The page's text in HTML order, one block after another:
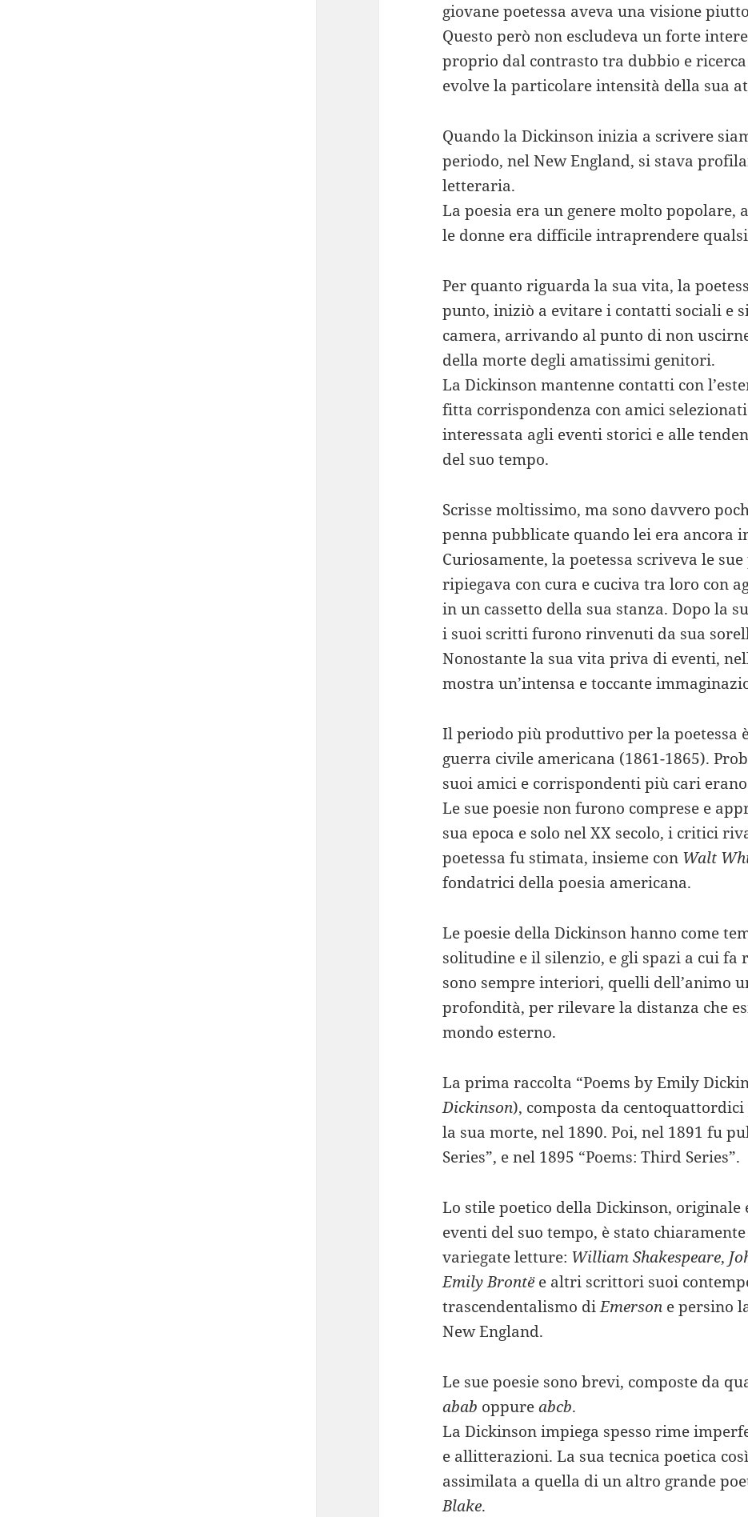
giovane poetessa aveva una visione
Questo però non escludeva un forte
proprio dal contrasto tra dubbio e ricerca
evolve la particolare intensità della sua
Quando la Dickinson inizia a scrivere
periodo, nel New England, si stava
letteraria.
La poesia era un genere molto popolare,
le donne era difficile intraprendere
Per quanto riguarda la sua vita, la
punto, iniziò a evitare i contatti sociali e
camera, arrivando al punto di non
della morte degli amatissimi genitori.
La Dickinson mantenne contatti con
fitta corrispondenza con amici
interessata agli eventi storici e alle
del suo tempo.
Scrisse moltissimo, ma sono davvero
penna pubblicate quando lei era ancora
Curiosamente, la poetessa scriveva le
ripiegava con cura e cuciva tra loro con
in un cassetto della sua stanza. Dopo la
i suoi scritti furono rinvenuti da sua
Nonostante la sua vita priva di eventi,
mostra un’intensa e toccante
Il periodo più produttivo per la poetessa
guerra civile americana (1861-1865).
suoi amici e corrispondenti più cari
Le sue poesie non furono comprese e
sua epoca e solo nel XX secolo, i critici
poetessa fu stimata, insieme con Walt
fondatrici della poesia americana.
Le poesie della Dickinson hanno come
solitudine e il silenzio, e gli spazi a cui fa
sono sempre interiori, quelli dell’animo
profondità, per rilevare la distanza che
mondo esterno.
La prima raccolta “Poems by Emily
Dickinson), composta da
la sua morte, nel 1890. Poi, nel 1891 fu
Series”, e nel 1895 “Poems: Third Series”.
Lo stile poetico della Dickinson, originale
eventi del suo tempo, è stato
variegate letture: William Shakespeare,
Emily Brontëe altri scrittori suoi
trascendentalismo diEmerson e persino
New England.
Le sue poesie sono brevi, composte da
abab oppureabcb.
La Dickinson impiega spesso rime
e allitterazioni. La sua tecnica poetica
assimilata a quella di un altro grande
Blake.